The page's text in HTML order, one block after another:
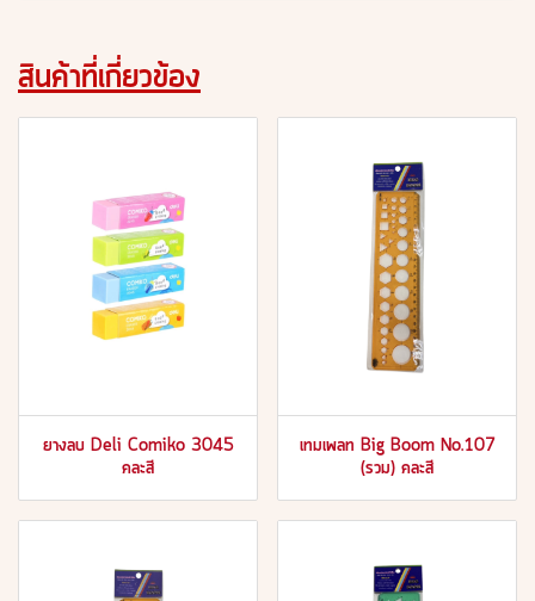
สินค้าที่เกี่ยวข้อง
ยางลบ Deli Comiko 3045
คละสี
เทมเพลท Big Boom No.107
(รวม) คละสี